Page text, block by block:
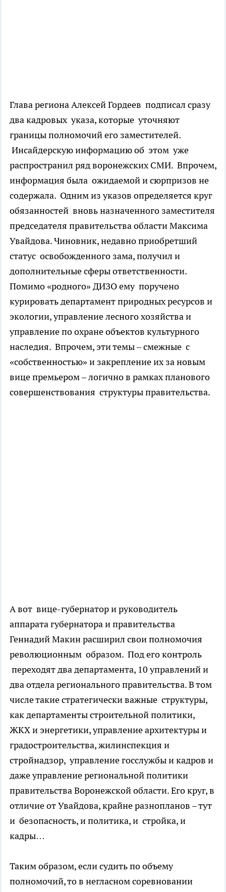
Глава региона Алексей Гордеев подписал сразу
два кадровых указа, которые уточняют
границы полномочий его заместителей.
Инсайдерскую информацию об этом уже
распространил ряд воронежских СМИ. Впрочем,
информация была ожидаемой и сюрпризов не
содержала. Одним из указов определяется круг
обязанностей вновь назначенного заместителя
председателя правительства области Максима
Увайдова. Чиновник, недавно приобретший
статус освобожденного зама, получил и
дополнительные сферы ответственности.
Помимо «родного» ДИЗО ему поручено
курировать департамент природных ресурсов и
экологии, управление лесного хозяйства и
управление по охране объектов культурного
наследия. Впрочем, эти темы – смежные с
«собственностью» и закрепление их за новым
вице премьером – логично в рамках планового
совершенствования структуры правительства.
А вот вице-губернатор и руководитель
аппарата губернатора и правительства
Геннадий Макин расширил свои полномочия
революционным образом. Под его контроль
переходят два департамента, 10 управлений и
два отдела регионального правительства. В том
числе такие стратегически важные структуры,
как департаменты строительной политики,
ЖКХ и энергетики, управление архитектуры и
градостроительства, жилинспекция и
стройнадзор, управление госслужбы и кадров и
даже управление региональной политики
правительства Воронежской области. Его круг, в
отличие от Увайдова, крайне разнопланов – тут
и безопасность, и политика, и стройка, и
кадры…
Таким образом, если судить по объему
полномочий, то в негласном соревновании